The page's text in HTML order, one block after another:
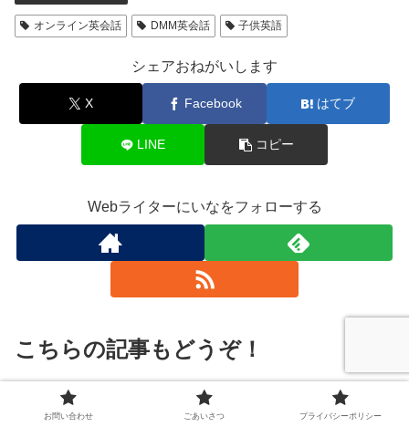
オンライン英会話 DMM英会話 子供英語
シェアおねがいします
X Facebook はてブ
LINE コピー
Webライターにいなをフォローする
こちらの記事もどうぞ！
子どもの英語学習
【七田式の英語教材】子どもの英
語学習に迷ったらセブンプラスバ
お問い合わせ ごあいさつ プライバシーポリシー